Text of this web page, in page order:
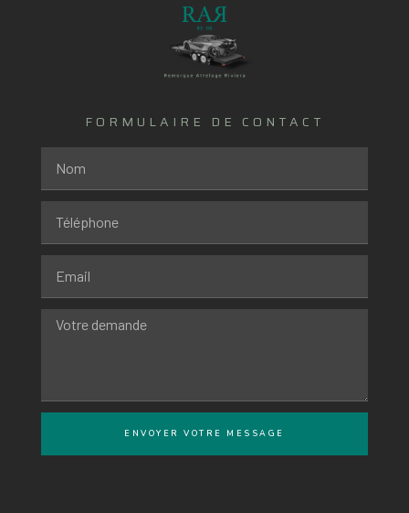
FORMULAIRE DE CONTACT
ENVOYER VOTRE MESSAGE